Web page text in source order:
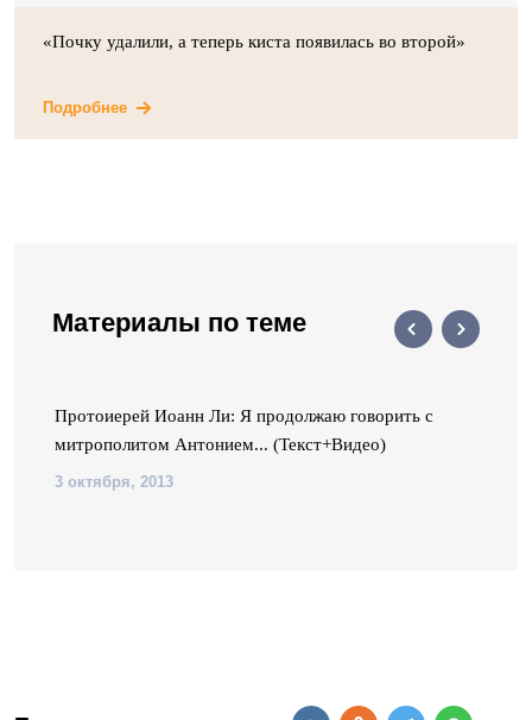
«Почку удалили, а теперь киста появилась во второй»
Подробнее
Материалы по теме
Протоиерей Иоанн Ли: Я продолжаю говорить с
митрополитом Антонием... (Текст+Видео)
3 октября, 2013